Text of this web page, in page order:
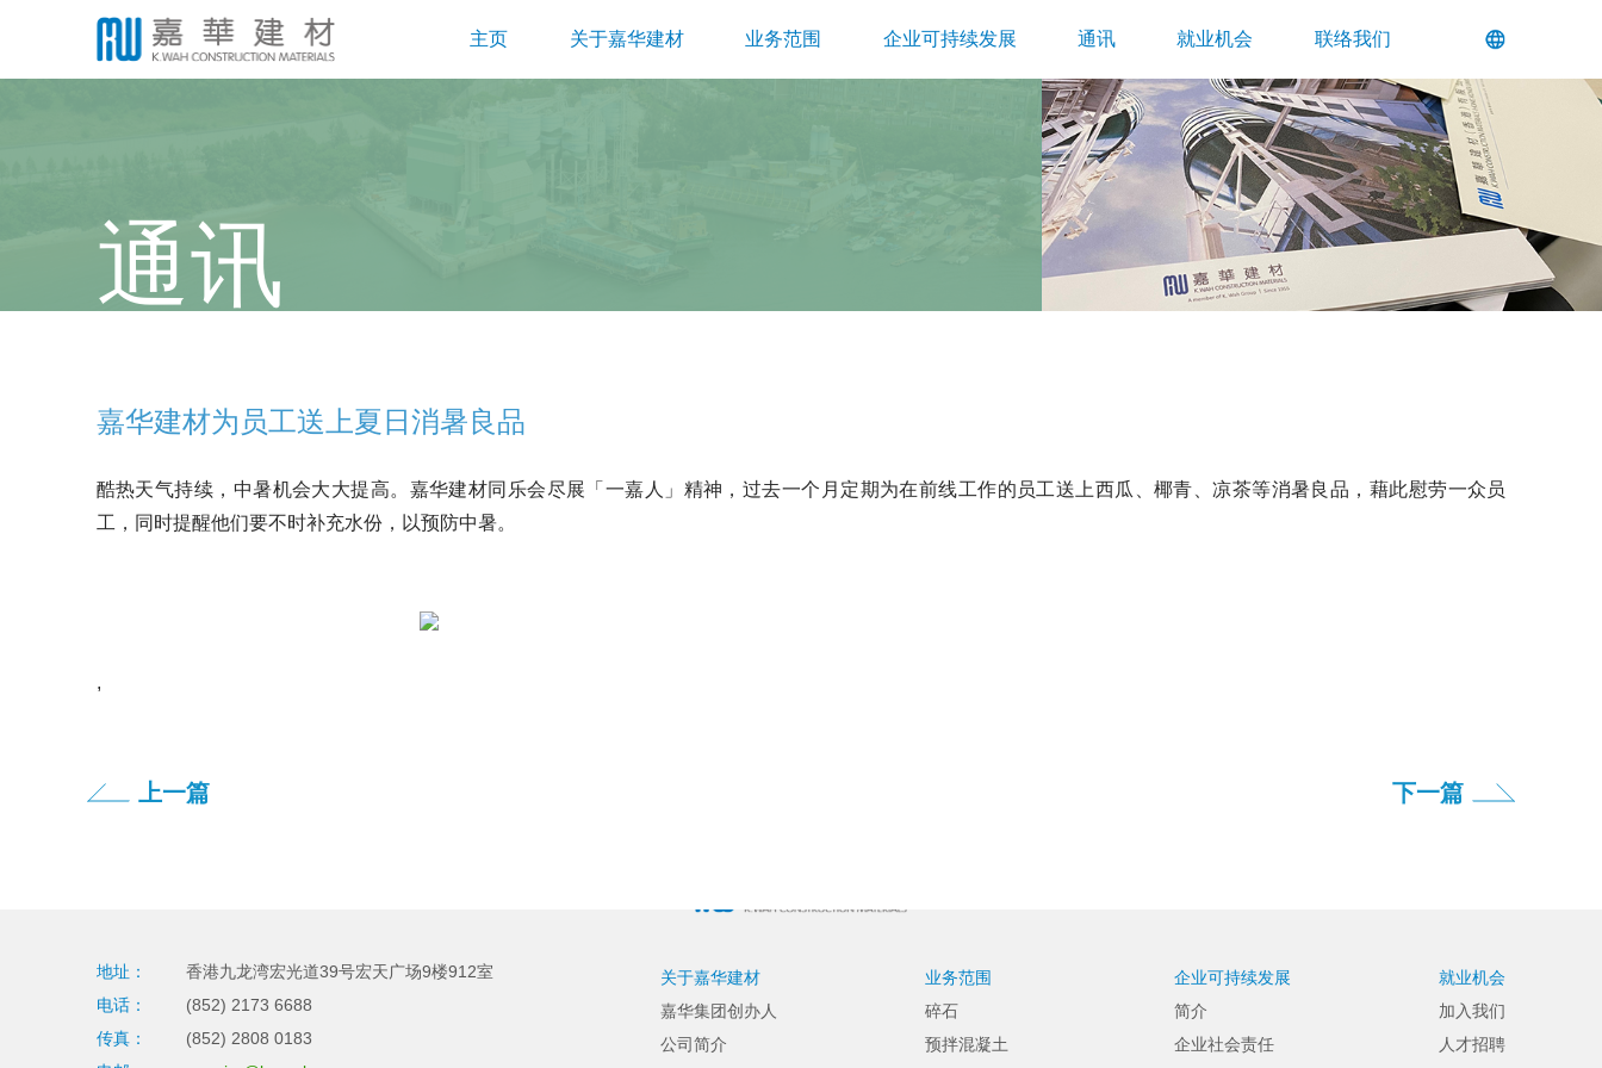
主页 关于嘉华建材 业务范围 企业可持续发展 通讯 就业机会 联络我们
通讯
嘉华建材为员工送上夏日消暑良品
酷热天气持续，中暑机会大大提高。嘉华建材同乐会尽展「一嘉人」精神，过去一个月定期为在前线工作的员工送上西瓜、椰青、凉茶等消暑良品，藉此慰劳一众员
工，同时提醒他们要不时补充水份，以预防中暑。
,
上一篇 下一篇
地址：
香港九龙湾宏光道39号宏天广场9楼912室
电话：
(852) 2173 6688
传真：
(852) 2808 0183
关于嘉华建材
嘉华集团创办人
公司简介
业务范围
碎石
预拌混凝土
企业可持续发展
简介
企业社会责任
就业机会
加入我们
人才招聘